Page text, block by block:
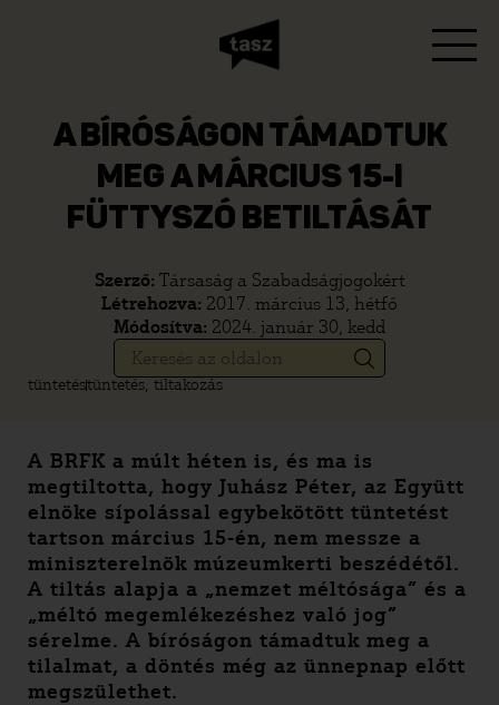
A BÍRÓSÁGON TÁMADTUK
MEG A MÁRCIUS 15-I
FÜTTYSZÓ BETILTÁSÁT
Szerző: Társaság a Szabadságjogokért
Létrehozva: 2017. március 13, hétfő
Módosítva: 2024. január 30, kedd
tüntetéstüntetés, tiltakozás
A BRFK a múlt héten is, és ma is
megtiltotta, hogy Juhász Péter, az Együtt
elnöke sípolással egybekötött tüntetést
tartson március 15-én, nem messze a
miniszterelnök múzeumkerti beszédétől.
A tiltás alapja a „nemzet méltósága” és a
„méltó megemlékezéshez való jog”
sérelme. A bíróságon támadtuk meg a
tilalmat, a döntés még az ünnepnap előtt
megszülethet.